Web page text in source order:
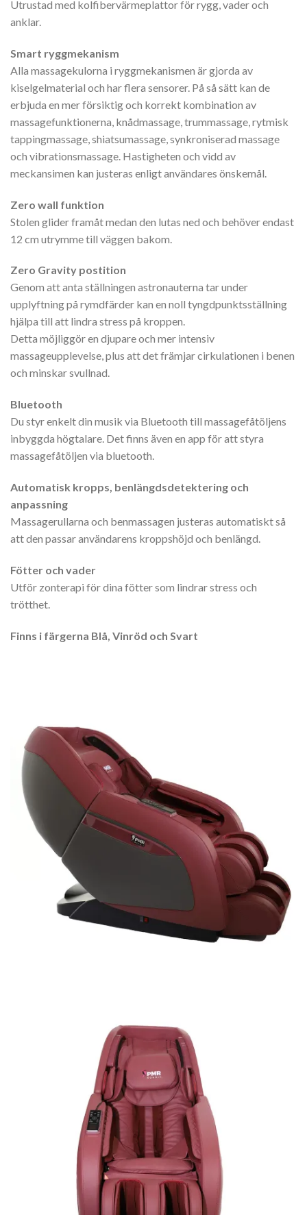
Utrustad med kolfibervärmeplattor för rygg, vader och
anklar.
Smart ryggmekanism
Alla massagekulorna i ryggmekanismen är gjorda av
kiselgelmaterial och har flera sensorer. På så sätt kan de
erbjuda en mer försiktig och korrekt kombination av
massagefunktionerna, knådmassage, trummassage, rytmisk
tappingmassage, shiatsumassage, synkroniserad massage
och vibrationsmassage. Hastigheten och vidd av
meckansimen kan justeras enligt användares önskemål.
Zero wall funktion
Stolen glider framåt medan den lutas ned och behöver endast
12 cm utrymme till väggen bakom.
Zero Gravity postition
Genom att anta ställningen astronauterna tar under
upplyftning på rymdfärder kan en noll tyngdpunktsställning
hjälpa till att lindra stress på kroppen.
Detta möjliggör en djupare och mer intensiv
massageupplevelse, plus att det främjar cirkulationen i benen
och minskar svullnad.
Bluetooth
Du styr enkelt din musik via Bluetooth till massagefåtöljens
inbyggda högtalare. Det finns även en app för att styra
massagefåtöljen via bluetooth.
Automatisk kropps, benlängdsdetektering och
anpassning
Massagerullarna och benmassagen justeras automatiskt så
att den passar användarens kroppshöjd och benlängd.
Fötter och vader
Utför zonterapi för dina fötter som lindrar stress och
trötthet.
Finns i färgerna Blå, Vinröd och Svart